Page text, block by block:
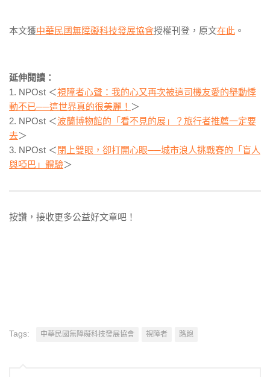
本文獲中華民國無障礙科技發展協會授權刊登，原文在此 。
延伸閱讀：
1. NPOst ＜視障者心聲：我的心又再次被這司機友愛的舉動悸
動不已──這世界真的很美麗！ ＞
2. NPOst ＜波蘭博物館的「看不見的展」？旅行者推薦一定要
去＞
3. NPOst ＜ 閉上雙眼，卻打開心眼──城市浪人挑戰賽的「盲人
與啞巴」體驗＞
按讚，接收更多公益好文章吧！
Tags: 中華民國無障礙科技發展協會 視障者 路跑